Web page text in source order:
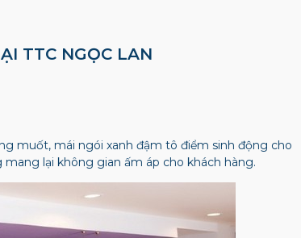
TTC NGỌC LAN
muốt, mái ngói xanh đậm tô điểm sinh động cho
lại không gian ấm áp cho khách hàng.